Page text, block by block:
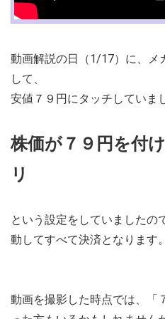
動画解説の日（1/17）に、メ
して、
安値７９円にタッチしていま
株価が７９円を付
リ
という設定をしていましたの
動してすべて決済となります。
動画を撮影した時点では、「